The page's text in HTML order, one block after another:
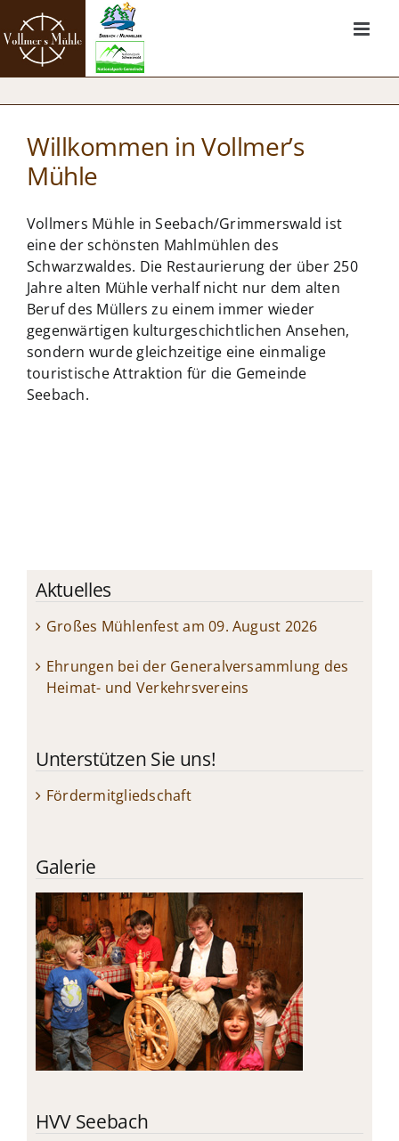
Inhalt
springen
Willkommen in Vollmer’s
Mühle
Vollmers Mühle in Seebach/Grimmerswald ist
eine der schönsten Mahlmühlen des
Schwarzwaldes. Die Restaurierung der über 250
Jahre alten Mühle verhalf nicht nur dem alten
Beruf des Müllers zu einem immer wieder
gegenwärtigen kulturgeschichtlichen Ansehen,
sondern wurde gleichzeitige eine einmalige
touristische Attraktion für die Gemeinde
Seebach.
Aktuelles
Großes Mühlenfest am 09. August 2026
Ehrungen bei der Generalversammlung des
Heimat- und Verkehrsvereins
Unterstützen Sie uns!
Fördermitgliedschaft
Galerie
HVV Seebach